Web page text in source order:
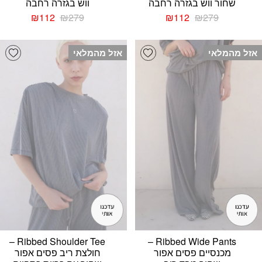
שחור ווש בגזרה רחבה
₪279
המחיר
היה:
₪279.
₪112
המחיר
הוא:
₪112.
ווש בגזרה רחבה
₪279
המחיר
היה:
₪279.
₪112
הוא:
₪112.
Add wishlist אזל מהמלאי
Ribbed Wide Pants –
מכנסיים פסים אפור
אזל מהמלאי
Ribbed Shoulder Tee –
חולצת ריב פסים אפור